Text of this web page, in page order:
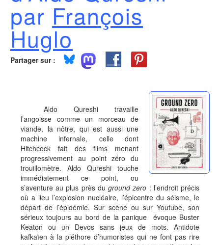
par François
Huglo
Partager sur :
Aldo Qureshi travaille
l’angoisse comme un morceau de
viande, la nôtre, qui est aussi une
machine infernale, celle dont
Hitchcock fait des films menant
progressivement au point zéro du
trouillomètre. Aldo Qureshi touche
immédiatement ce point, ou
s’aventure au plus près duground zero : l’endroit précis
où a lieu l’explosion nucléaire, l’épicentre du séisme, le
départ de l’épidémie. Sur scène ou sur Youtube, son
sérieux toujours au bord de la panique évoque Buster
Keaton ou un Devos sans jeux de mots. Antidote
kafkaïen à la pléthore d’humoristes qui ne font pas rire